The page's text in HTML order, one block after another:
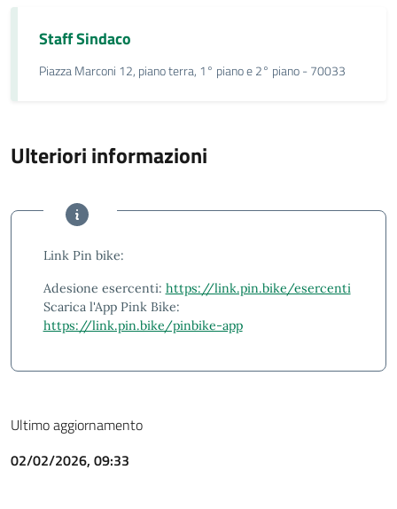
Staff Sindaco
Piazza Marconi 12, piano terra, 1° piano e 2° piano - 70033
Ulteriori informazioni
Ulteriori informazioni
Link Pin bike:
Adesione esercenti: https://link.pin.bike/esercenti
Scarica l'App Pink Bike:
https://link.pin.bike/pinbike-app
Ultimo aggiornamento
02/02/2026, 09:33